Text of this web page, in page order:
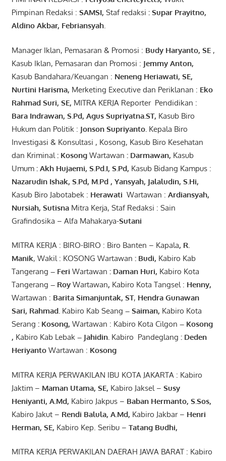
Pimpinan Redaksi : SAMSI, Staf redaksi : Supar Prayitno,
Aldino Akbar, Febriansyah.
Manager Iklan, Pemasaran & Promosi : Budy Haryanto, SE,
Kasub Iklan, Pemasaran dan Promosi : Jemmy Anton,
Kasub Bandahara/Keuangan : Neneng Heriawati, SE,
Nurtini Harisma, Merketing Executive dan Periklanan : Eko
Rahmad Suri, SE, MITRA KERJA Reporter Pendidikan :
Bara Indrawan, S.Pd, Agus Supriyatna.ST, Kasub Biro
Hukum dan Politik : Jonson Supriyanto. Kepala Biro
Investigasi & Konsultasi , Kosong, Kasub Biro Kesehatan
dan Kriminal : KosongWartawan : Darmawan, Kasub
Umum : Akh Hujaemi, S.Pd.I, S.Pd, Kasub Bidang Kampus :
Nazarudin Ishak, S.Pd, M.Pd, Yansyah, Jalaludin, S.Hi,
Kasub Biro Jabotabek : Herawati Wartawan : Ardiansyah,
Nursiah, SutisnaMitra Kerja, Staf Redaksi : Sain
Grafindosika – Alfa Mahakarya-Sutani
MITRA KERJA : BIRO-BIRO : Biro Banten – Kapala, R.
Manik, Wakil : KOSONG Wartawan : Budi, Kabiro Kab
Tangerang – Feri Wartawan : Daman Huri, Kabiro Kota
Tangerang – RoyWartawan, Kabiro Kota Tangsel : Henny,
Wartawan : Barita Simanjuntak, ST, Hendra Gunawan
Sari, Rahmad. Kabiro Kab Seang – Saiman, Kabiro Kota
Serang : Kosong, Wartawan : Kabiro Kota Cilgon – Kosong
, Kabiro Kab Lebak– Jahidin. Kabiro Pandeglang : Deden
Heriyanto Wartawan : Kosong
MITRA KERJA PERWAKILAN IBU KOTA JAKARTA : Kabiro
Jaktim – Maman Utama, SE, Kabiro Jaksel – Susy
Heniyanti, A.Md, Kabiro Jakpus – Baban Hermanto, S.Sos,
Kabiro Jakut – Rendi Balula, A.Md, Kabiro Jakbar – Henri
Herman, SE, Kabiro Kep. Seribu – Tatang Budhi,
MITRA KERJA PERWAKILAN DAERAH JAWA BARAT : Kabiro